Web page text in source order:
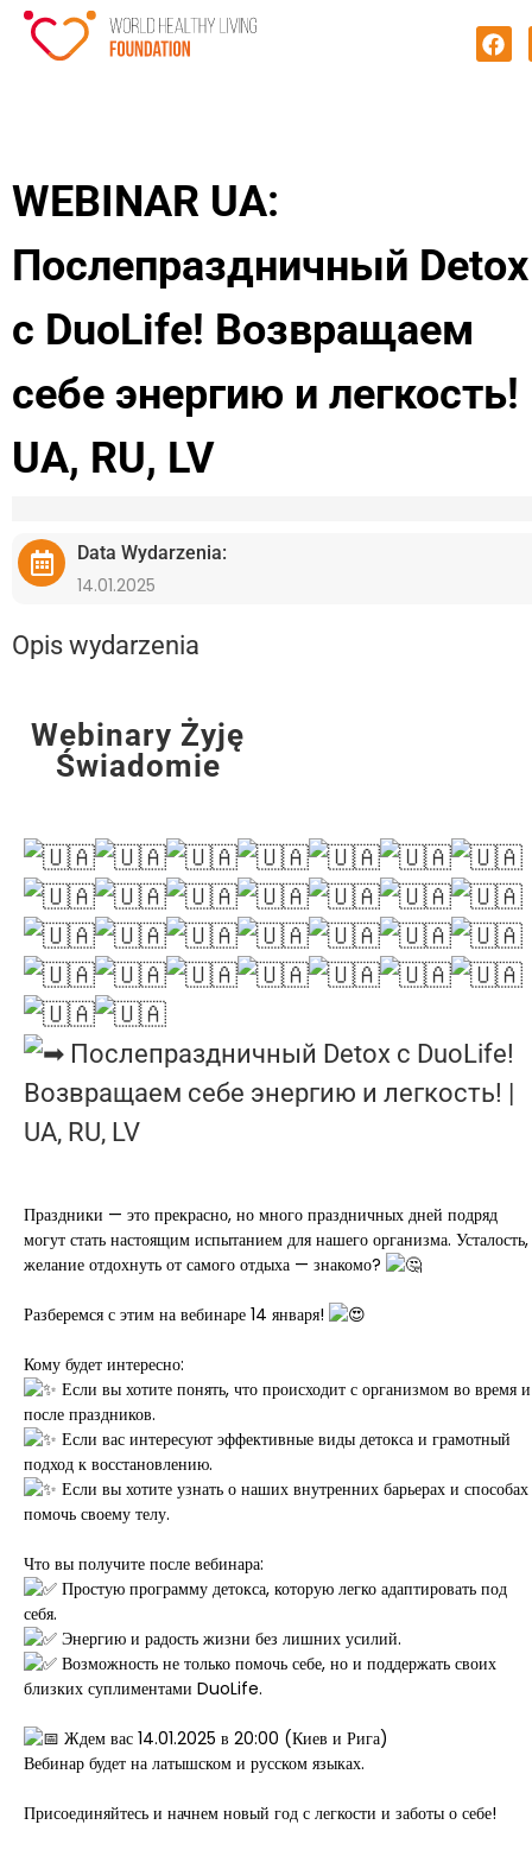
WEBINAR UA:
Послепраздничный Detox
с DuoLife! Возвращаем
себе энергию и легкость!
UA, RU, LV
Data Wydarzenia:
14.01.2025
Opis wydarzenia
Webinary Żyję
Świadomie
Послепраздничный Detox с DuoLife!
Возвращаем себе энергию и легкость! |
UA, RU, LV
Праздники — это прекрасно, но много праздничных дней подряд
могут стать настоящим испытанием для нашего организма. Усталость,
желание отдохнуть от самого отдыха — знакомо?
Разберемся с этим на вебинаре 14 января!
Кому будет интересно:
Если вы хотите понять, что происходит с организмом во время и
после праздников.
Если вас интересуют эффективные виды детокса и грамотный
подход к восстановлению.
Если вы хотите узнать о наших внутренних барьерах и способах
помочь своему телу.
Что вы получите после вебинара:
Простую программу детокса, которую легко адаптировать под
себя.
Энергию и радость жизни без лишних усилий.
Возможность не только помочь себе, но и поддержать своих
близких суплиментами DuoLife.
Ждем вас 14.01.2025 в 20:00 (Киев и Рига)
Вебинар будет на латышском и русском языках.
Присоединяйтесь и начнем новый год с легкости и заботы о себе!